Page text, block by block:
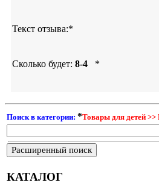
Текст отзыва:*
Сколько будет: 8-4 *
Поиск в категории: *Товары для детей
Расширенный поиск
КАТАЛОГ